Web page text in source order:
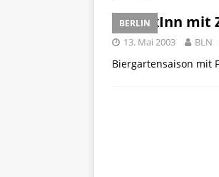
BERLIN
ParkInn mit
13. Mai 2003 BLN
Biergartensaison mit